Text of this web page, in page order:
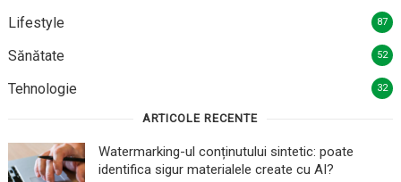
Lifestyle 87
Sănătate 52
Tehnologie 32
ARTICOLE RECENTE
Watermarking-ul conținutului sintetic: poate
identifica sigur materialele create cu AI?